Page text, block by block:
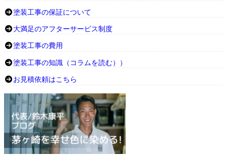
塗装工事の保証について
大満足のアフターサービス制度
塗装工事の費用
塗装工事の知識（コラムを読む））
お見積依頼はこちら